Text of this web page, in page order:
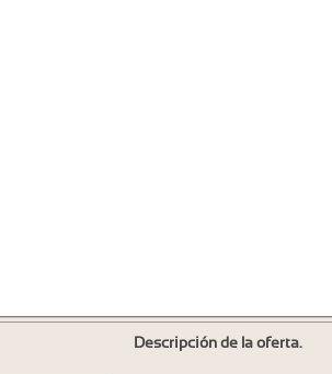
Descripción de la oferta.